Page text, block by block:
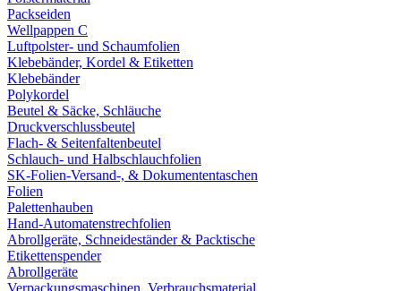
Packseiden
Wellpappen C
Luftpolster- und Schaumfolien
Klebebänder, Kordel & Etiketten
Klebebänder
Polykordel
Beutel & Säcke, Schläuche
Druckverschlussbeutel
Flach- & Seitenfaltenbeutel
Schlauch- und Halbschlauchfolien
SK-Folien-Versand-, & Dokumententaschen
Folien
Palettenhauben
Hand-Automatenstrechfolien
Abrollgeräte, Schneideständer & Packtische
Etikettenspender
Abrollgeräte